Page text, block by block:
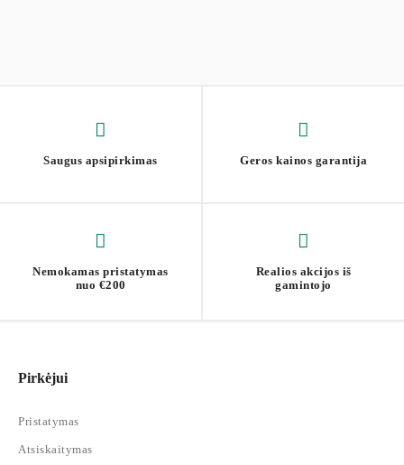
Saugus apsipirkimas Geros kainos garantija
Nemokamas pristatymas
nuo €200
Realios akcijos iš
gamintojo
Pirkėjui
Pristatymas
Atsiskaitymas